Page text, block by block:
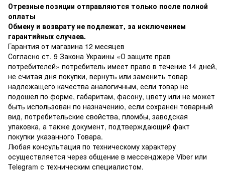
Отрезные позиции отправляются только после полной
оплаты
Обмену и возврату не подлежат, за исключением
гарантийных случаев.
Гарантия от магазина 12 месяцев
Согласно ст. 9 Закона Украины «О защите прав
потребителей» потребитель имеет право в течение 14 дней,
не считая дня покупки, вернуть или заменить товар
надлежащего качества аналогичным, если товар не
подошел по форме, габаритам, фасону, цвету или не может
быть использован по назначению, если сохранен товарный
вид, потребительские свойства, пломбы, заводская
упаковка, а также документ, подтверждающий факт
покупки указанного Товара.
Любая консультация по техническому характеру
осуществляется через общение в мессенджере Viber или
Telegram с техническим специалистом.